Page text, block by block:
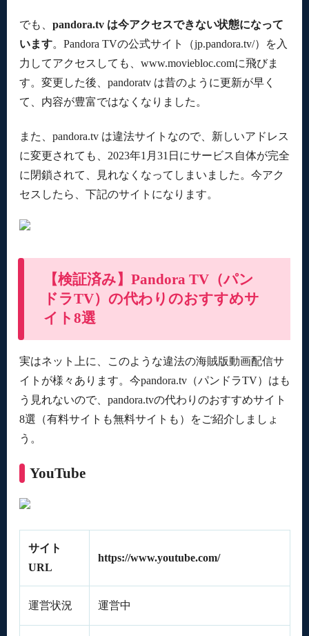
でも、 pandora.tv は今アクセスできない状態になって
います。Pandora TVの公式サイト（jp.pandora.tv/）を入
力してアクセスしても、www.moviebloc.comに飛びま
す。変更した後、pandoratv は昔のように更新が早く
て、内容が豊富ではなくなりました。
また、pandora.tv は違法サイトなので、新しいアドレス
に変更されても、2023年1月31日にサービス自体が完全
に閉鎖されて、見れなくなってしまいました。今アク
セスしたら、下記のサイトになります。
【検証済み】Pandora TV（パン
ドラTV）の代わりのおすすめサ
イト8選
実はネット上に、このような違法の海賊版動画配信サ
イトが様々あります。今pandora.tv（パンドラTV）はも
う見れないので、pandora.tvの代わりのおすすめサイト
8選（有料サイトも無料サイトも）をご紹介しましょ
う。
YouTube
サイト
URL
https://www.youtube.com/
運営状況 運営中